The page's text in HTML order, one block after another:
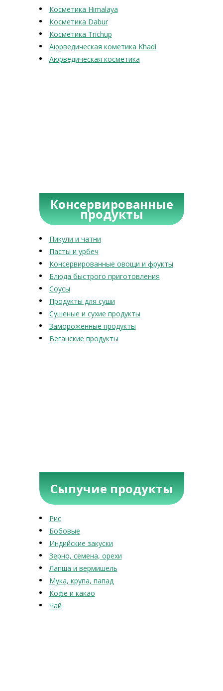
Косметика Himalaya
Косметика Dabur
Косметика Trichup
Аюрведическая кометика Khadi
Аюрведическая косметика
Консервированные
продукты
Пикули и чатни
Пасты и урбеч
Консервированные овощи и фрукты
Блюда быстрого приготовления
Соусы
Продукты для суши
Сушеные и сухие продукты
Замороженные продукты
Веганские продукты
Сыпучие продукты
Рис
Бобовые
Индийские закуски
Зерно, семена, орехи
Лапша и вермишель
Мука, крупа, папад
Кофе и какао
Чай